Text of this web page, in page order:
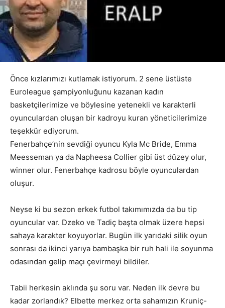
Önce kızlarımızı kutlamak istiyorum. 2 sene üstüste
Euroleague şampiyonluğunu kazanan kadın
basketçilerimize ve böylesine yetenekli ve karakterli
oyunculardan oluşan bir kadroyu kuran yöneticilerimize
teşekkür ediyorum.
Fenerbahçe’nin sevdiği oyuncu Kyla Mc Bride, Emma
Meesseman ya da Napheesa Collier gibi üst düzey olur,
winner olur. Fenerbahçe kadrosu böyle oyunculardan
oluşur.
Neyse ki bu sezon erkek futbol takımımızda da bu tip
oyuncular var. Dzeko ve Tadiç başta olmak üzere hepsi
sahaya karakter koyuyorlar. Bugün ilk yarıdaki silik oyun
sonrası da ikinci yarıya bambaşka bir ruh hali ile soyunma
odasından gelip maçı çevirmeyi bildiler.
Tabii herkesin aklında şu soru var. Neden ilk devre bu
kadar zorlandık? Elbette merkez orta sahamızın Kruniç-